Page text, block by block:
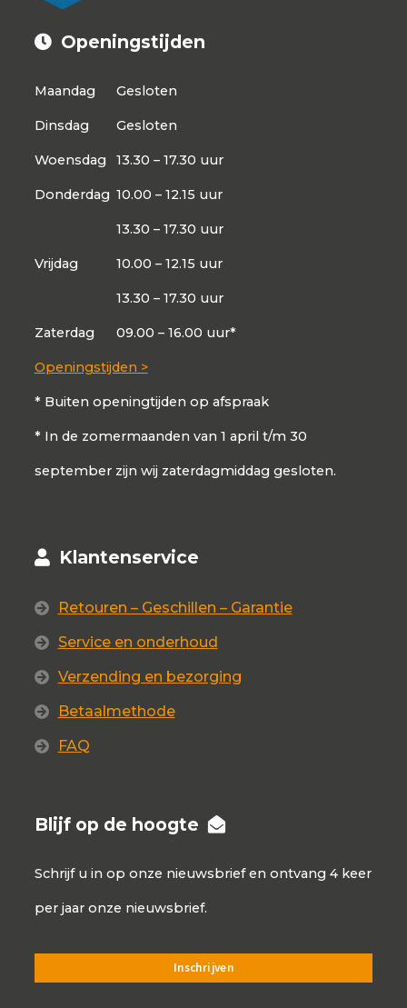
Openingstijden
Maandag Gesloten
Dinsdag Gesloten
Woensdag 13.30 – 17.30 uur
Donderdag 10.00 – 12.15 uur
13.30 – 17.30 uur
Vrijdag 10.00 – 12.15 uur
13.30 – 17.30 uur
Zaterdag 09.00 – 16.00 uur*
Openingstijden >
* Buiten openingtijden op afspraak
* In de zomermaanden van 1 april t/m 30
september zijn wij zaterdagmiddag gesloten.
Klantenservice
Retouren – Geschillen – Garantie
Service en onderhoud
Verzending en bezorging
Betaalmethode
FAQ
Blijf op de hoogte
Schrijf u in op onze nieuwsbrief en ontvang 4 keer
per jaar onze nieuwsbrief.